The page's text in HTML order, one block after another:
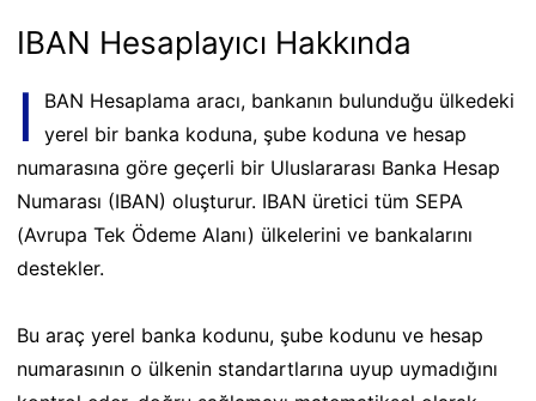
IBAN Hesaplayıcı Hakkında
I
BAN Hesaplama aracı, bankanın bulunduğu ülkedeki
yerel bir banka koduna, şube koduna ve hesap
numarasına göre geçerli bir Uluslararası Banka Hesap
Numarası (IBAN) oluşturur. IBAN üretici tüm SEPA
(Avrupa Tek Ödeme Alanı) ülkelerini ve bankalarını
destekler.
Bu araç yerel banka kodunu, şube kodunu ve hesap
numarasının o ülkenin standartlarına uyup uymadığını